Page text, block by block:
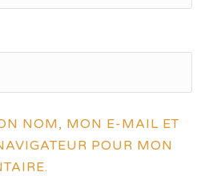
NOM, MON E-MAIL ET
POUR MON